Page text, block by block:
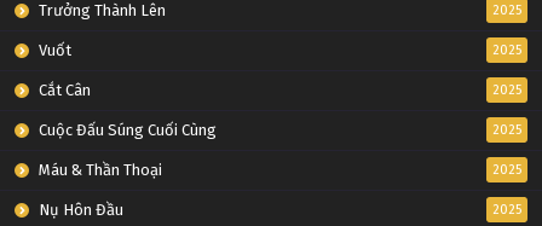
Trưởng Thành Lên 2025
Vuốt 2025
Cắt Cân 2025
Cuộc Đấu Súng Cuối Cùng 2025
Máu & Thần Thoại 2025
Nụ Hôn Đầu 2025